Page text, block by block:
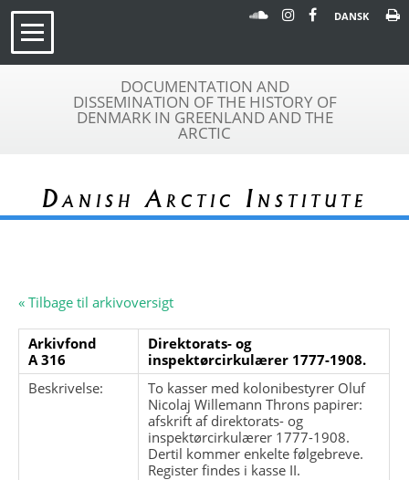
DANSK
DOCUMENTATION AND
DISSEMINATION OF THE HISTORY OF
DENMARK IN GREENLAND AND THE
ARCTIC
Danish Arctic Institute
« Tilbage til arkivoversigt
Arkivfond
A 316
Direktorats- og
inspektørcirkulærer 1777-1908.
Beskrivelse:
To kasser med kolonibestyrer Oluf
Nicolaj Willemann Throns papirer:
afskrift af direktorats- og
inspektørcirkulærer 1777-1908.
Dertil kommer enkelte følgebreve.
Register findes i kasse II.